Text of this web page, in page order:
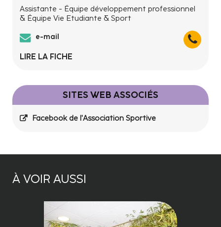
Assistante - Équipe développement professionnel
& Équipe Vie Etudiante & Sport
e-mail
LIRE LA FICHE
SITES WEB ASSOCIÉS
Facebook de l'Association Sportive
À VOIR AUSSI